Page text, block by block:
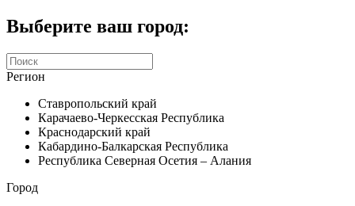
Выберите ваш город:
Регион
Ставропольский край
Карачаево-Черкесская Республика
Краснодарский край
Кабардино-Балкарская Республика
Республика Северная Осетия – Алания
Город